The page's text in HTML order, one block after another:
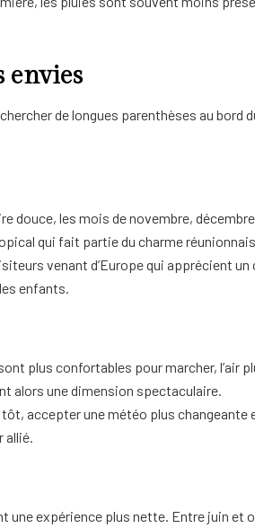
envies
de longues parenthèses au
douce, les mois de novembre,
qui fait partie du charme réunionnais.
venant d’Europe qui apprécient un
enfants.
plus confortables pour marcher,
alors une dimension spectaculaire.
accepter une météo plus
allié.
expérience plus nette. Entre juin et